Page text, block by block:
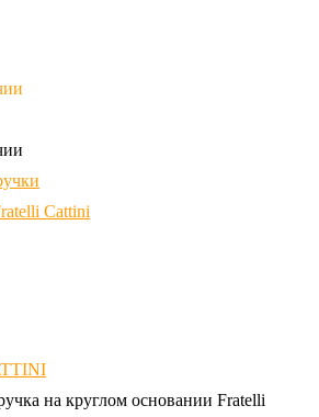
Cattini
на круглом основании Fratelli